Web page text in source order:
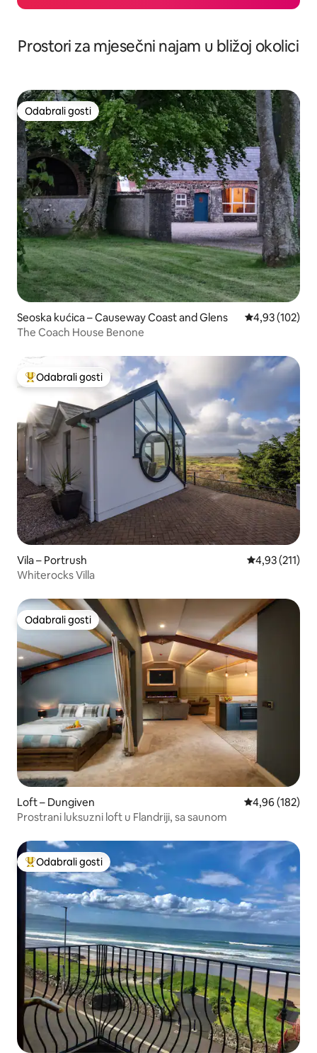
Prostori za mjesečni najam u bližoj okolici
Odabrali gosti
Odabrali gosti
Seoska kućica – Causeway Coast and Glens Prosječna
4,93 (102)
The Coach House Benone
Među najviše rangiranima s oznakom „Odabrali gosti”
Odabrali gosti
Vila – Portrush Prosječna
4,93 (211)
Whiterocks Villa
Odabrali gosti
Odabrali gosti
Loft – Dungiven Prosječna
4,96 (182)
Prostrani luksuzni loft u Flandriji, sa saunom
Među najviše rangiranima s oznakom „Odabrali gosti”
Odabrali gosti